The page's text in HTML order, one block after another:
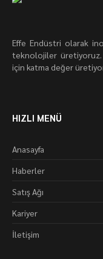
Effe Endüstri olarak
teknolojiler üretiyoruz.
için katma değer
HIZLI MENÜ
Anasayfa
Haberler
Satış Ağı
Kariyer
İletişim